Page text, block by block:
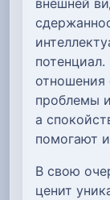
отношения
проблемы
а
помогают
В свою
ценит